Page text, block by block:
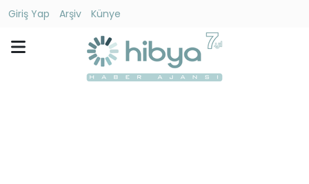
Giriş Yap Arşiv
Künye